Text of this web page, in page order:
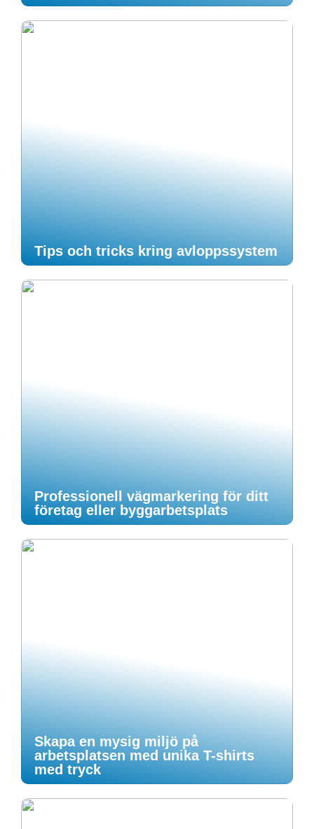
Tips och tricks kring avloppssystem
Professionell vägmarkering för ditt
företag eller byggarbetsplats
Skapa en mysig miljö på
arbetsplatsen med unika T-shirts
med tryck